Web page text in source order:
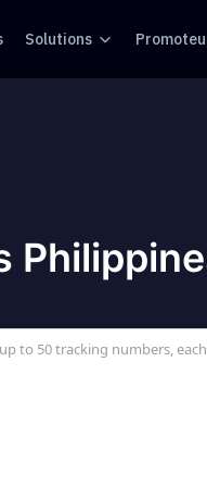
Solutions
to 50 tracking numbers,